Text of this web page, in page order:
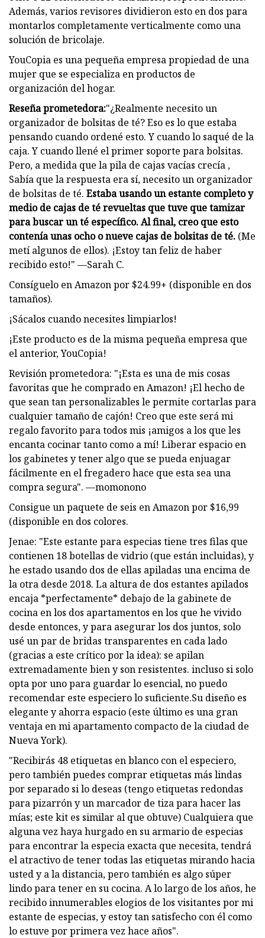
Además, varios revisores dividieron esto en dos para
montarlos completamente verticalmente como una
solución de bricolaje.
YouCopia es una pequeña empresa propiedad de una
mujer que se especializa en productos de
organización del hogar.
Reseña prometedora:"¿Realmente necesito un
organizador de bolsitas de té? Eso es lo que estaba
pensando cuando ordené esto. Y cuando lo saqué de la
caja. Y cuando llené el primer soporte para bolsitas.
Pero, a medida que la pila de cajas vacías crecía ,
Sabía que la respuesta era sí, necesito un organizador
de bolsitas de té. Estaba usando un estante completo y
medio de cajas de té revueltas que tuve que tamizar
para buscar un té específico. Al final, creo que esto
contenía unas ocho o nueve cajas de bolsitas de té. (Me
metí algunos de ellos). ¡Estoy tan feliz de haber
recibido esto!" —Sarah C.
Consíguelo en Amazon por $24.99+ (disponible en dos
tamaños).
¡Sácalos cuando necesites limpiarlos!
¡Este producto es de la misma pequeña empresa que
el anterior, YouCopia!
Revisión prometedora: "¡Esta es una de mis cosas
favoritas que he comprado en Amazon! ¡El hecho de
que sean tan personalizables le permite cortarlas para
cualquier tamaño de cajón! Creo que este será mi
regalo favorito para todos mis ¡amigos a los que les
encanta cocinar tanto como a mí! Liberar espacio en
los gabinetes y tener algo que se pueda enjuagar
fácilmente en el fregadero hace que esta sea una
compra segura". —momonono
Consigue un paquete de seis en Amazon por $16,99
(disponible en dos colores.
Jenae: "Este estante para especias tiene tres filas que
contienen 18 botellas de vidrio (que están incluidas), y
he estado usando dos de ellas apiladas una encima de
la otra desde 2018. La altura de dos estantes apilados
encaja *perfectamente* debajo de la gabinete de
cocina en los dos apartamentos en los que he vivido
desde entonces, y para asegurar los dos juntos, solo
usé un par de bridas transparentes en cada lado
(gracias a este crítico por la idea): se apilan
extremadamente bien y son resistentes. incluso si solo
opta por uno para guardar lo esencial, no puedo
recomendar este especiero lo suficiente.Su diseño es
elegante y ahorra espacio (este último es una gran
ventaja en mi apartamento compacto de la ciudad de
Nueva York).
"Recibirás 48 etiquetas en blanco con el especiero,
pero también puedes comprar etiquetas más lindas
por separado si lo deseas (tengo etiquetas redondas
para pizarrón y un marcador de tiza para hacer las
mías; este kit es similar al que obtuve) Cualquiera que
alguna vez haya hurgado en su armario de especias
para encontrar la especia exacta que necesita, tendrá
el atractivo de tener todas las etiquetas mirando hacia
usted y a la distancia, pero también es algo súper
lindo para tener en su cocina. A lo largo de los años, he
recibido innumerables elogios de los visitantes por mi
estante de especias, y estoy tan satisfecho con él como
lo estuve por primera vez hace años".